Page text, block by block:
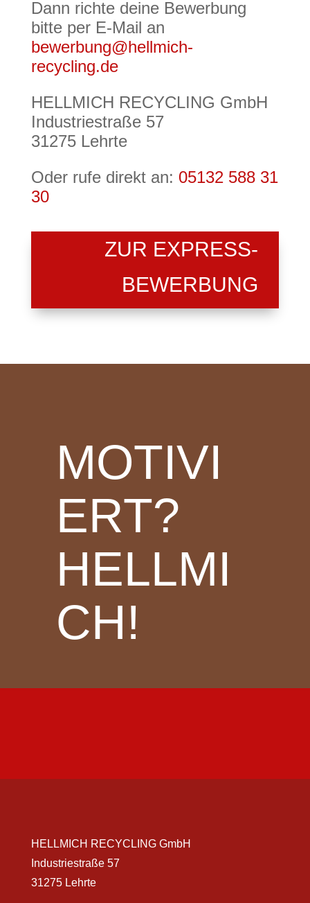
Dann richte deine Bewerbung
bitte per E-Mail an
bewerbung@hellmich-
recycling.de
HELLMICH RECYCLING GmbH
Industriestraße 57
31275 Lehrte
Oder rufe direkt an: 05132 588 31
30
ZUR EXPRESS-
BEWERBUNG
MOTIVI
ERT?
HELLMI
CH!
HELLMICH RECYCLING GmbH
Industriestraße 57
31275 Lehrte